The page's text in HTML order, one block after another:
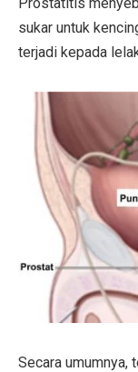
sukar untuk
terjadi kepada
Secara umumnya,